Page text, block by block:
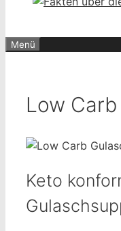
Menü
Low
Keto